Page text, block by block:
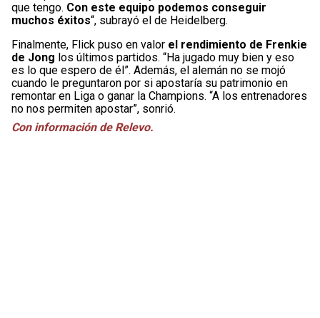
que tengo. Con este equipo podemos conseguir
muchos éxitos“, subrayó el de Heidelberg.
Finalmente, Flick puso en valor el rendimiento de Frenkie
de Jong los últimos partidos. “Ha jugado muy bien y eso
es lo que espero de él”. Además, el alemán no se mojó
cuando le preguntaron por si apostaría su patrimonio en
remontar en Liga o ganar la Champions. “A los entrenadores
no nos permiten apostar”, sonrió.
Con información de Relevo.